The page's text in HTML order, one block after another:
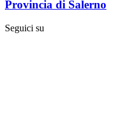
Provincia di Salerno
Seguici su